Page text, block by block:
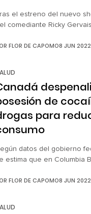
el estreno del nuevo
comediante Ricky
mostraron su
de Netflix salió a […]
FLOR DE CAPOMO8 JUN 2022
de
para
datos del gobierno
estima que en Columbia
con opioides.
FLOR DE CAPOMO8 JUN 2022